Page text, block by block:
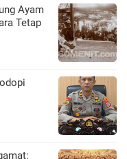
Ayam
Tetap